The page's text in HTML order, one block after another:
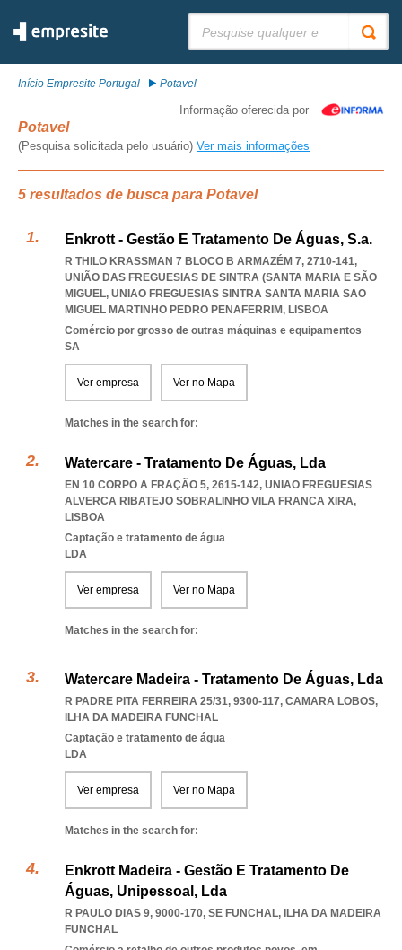
Início Empresite Portugal Potavel
Informação oferecida por
Potavel
(Pesquisa solicitada pelo usuário) Ver mais informações
5 resultados de busca para Potavel
Enkrott - Gestão E Tratamento De Águas, S.a.
R THILO KRASSMAN 7 BLOCO B ARMAZÉM 7, 2710-141,
UNIÃO DAS FREGUESIAS DE SINTRA (SANTA MARIA E SÃO
MIGUEL, UNIAO FREGUESIAS SINTRA SANTA MARIA SAO
MIGUEL MARTINHO PEDRO PENAFERRIM, LISBOA
Comércio por grosso de outras máquinas e equipamentos
SA
Ver empresa Ver no Mapa
Matches in the search for:
Watercare - Tratamento De Águas, Lda
EN 10 CORPO A FRAÇÃO 5, 2615-142, UNIAO FREGUESIAS
ALVERCA RIBATEJO SOBRALINHO VILA FRANCA XIRA,
LISBOA
Captação e tratamento de água
LDA
Ver empresa Ver no Mapa
Matches in the search for:
Watercare Madeira - Tratamento De Águas, Lda
R PADRE PITA FERREIRA 25/31, 9300-117, CAMARA LOBOS,
ILHA DA MADEIRA FUNCHAL
Captação e tratamento de água
LDA
Ver empresa Ver no Mapa
Matches in the search for:
Enkrott Madeira - Gestão E Tratamento De
Águas, Unipessoal, Lda
R PAULO DIAS 9, 9000-170, SE FUNCHAL, ILHA DA MADEIRA
FUNCHAL